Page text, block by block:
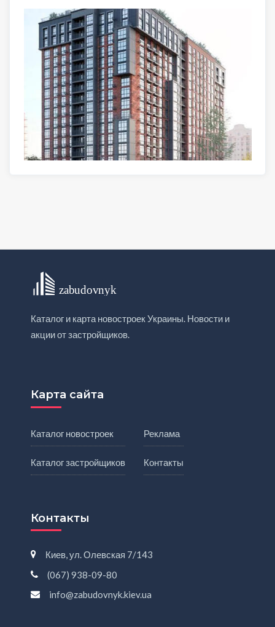
Каталог и карта новостроек Украины. Новости и
акции от застройщиков.
Карта сайта
Каталог новостроек
Каталог застройщиков
Реклама
Контакты
Контакты
Киев, ул. Олевская 7/143
(067) 938-09-80
info@zabudovnyk.kiev.ua